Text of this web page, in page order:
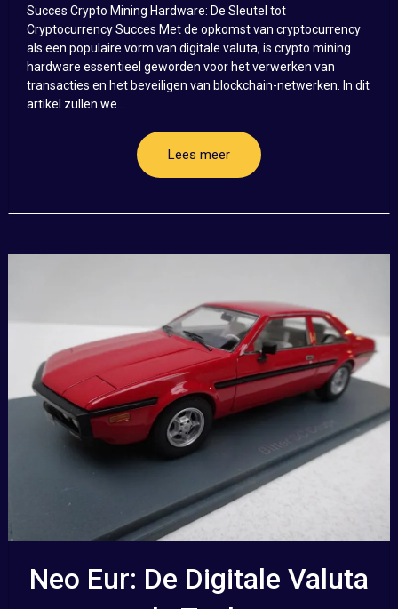
Succes Crypto Mining Hardware: De Sleutel tot
Cryptocurrency Succes Met de opkomst van cryptocurrency
als een populaire vorm van digitale valuta, is crypto mining
hardware essentieel geworden voor het verwerken van
transacties en het beveiligen van blockchain-netwerken. In dit
artikel zullen we...
Lees meer
Neo Eur: De Digitale Valuta